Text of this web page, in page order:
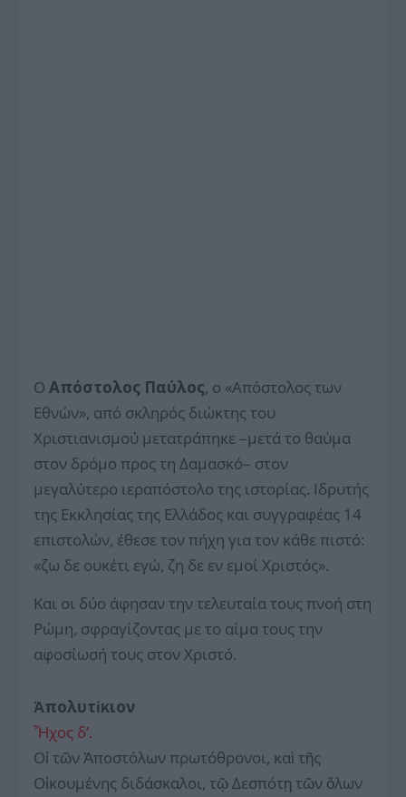
ΟΑπόστολος Παύλος, ο «Απόστολος των
Εθνών», από σκληρός διώκτης του
Χριστιανισμού μετατράπηκε –μετά το θαύμα
στον δρόμο προς τη Δαμασκό– στον
μεγαλύτερο ιεραπόστολο της ιστορίας. Ιδρυτής
της Εκκλησίας της Ελλάδος και συγγραφέας 14
επιστολών, έθεσε τον πήχη για τον κάθε πιστό:
«ζω δε ουκέτι εγώ, ζη δε εν εμοί Χριστός».
Και οι δύο άφησαν την τελευταία τους πνοή στη
Ρώμη, σφραγίζοντας με το αίμα τους την
αφοσίωσή τους στον Χριστό.
Ἀπολυτίκιον
Ἦχος δ’.
Οἱ τῶν Ἀποστόλων πρωτόθρονοι, καὶ τῆς
Οἰκουμένης διδάσκαλοι, τῷ Δεσπότῃ τῶν ὅλων